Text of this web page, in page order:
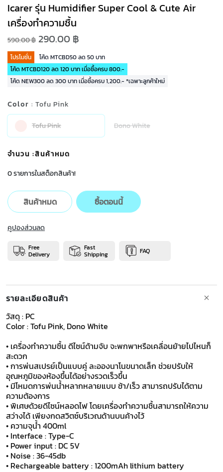
Icarer รุ่น Humidifier Super Cool & Cute Air
เครื่องทำความชื้น
590.00 ฿ 290.00 ฿
โปรโมชั่น
โค้ด MTCBD50 ลด 50 บาท
โค้ด MTCBD120 ลด 120 บาท เมื่อซื้อครบ 800.-
โค้ด NEW300 ลด 300 บาท เมื่อซื้อครบ 1,200.- *เฉพาะลูกค้าใหม่
Color : Tofu Pink
Tofu Pink Dono White
จำนวน :สินค้าหมด
0 รายการในสต็อกสินค้า!
สินค้าหมด ซื้อตอนนี้
คูปองส่วนลด
Free
Delivery
Fast
Shipping FAQ
รายละเอียดสินค้า
วัสดุ : PC
Color : Tofu Pink, Dono White
• เครื่องทำความชื้น ดีไซน์ด้ามจับ จะพกพาหรือเคลื่อนย้ายไปไหนก็
สะดวก
• การพ่นสเปรย์เป็นแบบคู่ ละอองนาโนขนาดเล็ก ช่วยปรับให้
อุณหภูมิของห้องขึ้นได้อย่างรวดเร็วขึ้น
• มีโหมดการพ่นน้ำหลากหลายแบบ ช้า/เร็ว สามารถปรับได้ตาม
ความต้องการ
• พิเศษด้วยดีไซน์หลอดไฟ โดยเครื่องทำความชื้นสามารถให้ความ
สว่างได้ เพียงกดสวิตซ์บริเวณด้านบนค้างไว้
• ความจุน้ำ 400ml
• Interface : Type-C
• Power input : DC 5V
• Noise : 36-45db
​​​​​​​• Rechargeable battery : 1200mAh lithium battery